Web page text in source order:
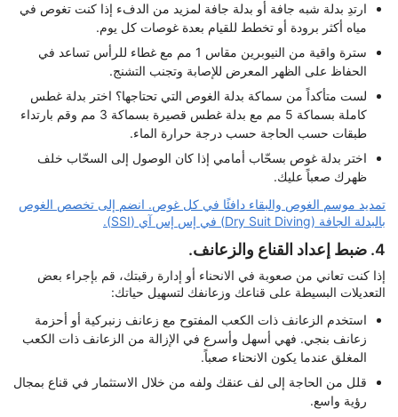
ارتدِ بدلة شبه جافة أو بدلة جافة لمزيد من الدفء إذا كنت تغوص في
مياه أكثر برودة أو تخطط للقيام بعدة غوصات كل يوم.
سترة واقية من النيوبرين مقاس 1 مم مع غطاء للرأس تساعد في
الحفاظ على الظهر المعرض للإصابة وتجنب التشنج.
لست متأكداً من سماكة بدلة الغوص التي تحتاجها؟ اختر بدلة غطس
كاملة بسماكة 5 مم مع بدلة غطس قصيرة بسماكة 3 مم وقم بارتداء
طبقات حسب الحاجة حسب درجة حرارة الماء.
اختر بدلة غوص بسحّاب أمامي إذا كان الوصول إلى السحّاب خلف
ظهرك صعباً عليك.
تمديد موسم الغوص والبقاء دافئًا في كل غوص. انضم إلى تخصص الغوص
بالبدلة الجافة (Dry Suit Diving) في إس إس آي (SSI).
4. ضبط إعداد القناع والزعانف.
إذا كنت تعاني من صعوبة في الانحناء أو إدارة رقبتك، قم بإجراء بعض
التعديلات البسيطة على قناعك وزعانفك لتسهيل حياتك:
استخدم الزعانف ذات الكعب المفتوح مع زعانف زنبركية أو أحزمة
زعانف بنجي. فهي أسهل وأسرع في الإزالة من الزعانف ذات الكعب
المغلق عندما يكون الانحناء صعباً.
قلل من الحاجة إلى لف عنقك ولفه من خلال الاستثمار في قناع بمجال
رؤية واسع.